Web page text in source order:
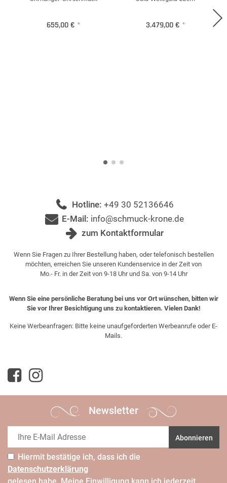
655,00 € * 3.479,00 € *
Hotline: +49 30 52136646
E-Mail: info@schmuck-krone.de
zum Kontaktformular
Wenn Sie Fragen zu Ihrer Bestellung haben, oder telefonisch bestellen
möchten, erreichen Sie unseren Kundenservice in der Zeit von
Mo.- Fr. in der Zeit von 9-18 Uhr und Sa. von 9-14 Uhr
Wenn Sie eine persönliche Beratung bei uns vor Ort wünschen, bitten wir
Sie vor Ihrer Besichtigung uns zu kontaktieren. Vielen Dank!
Keine Werbeanfragen: Bitte keine unaufgeforderten Werbeanrufe oder E-
Mails.
Newsletter
Abonnieren
Hiermit bestätige ich, dass ich die
Daten­schutz­erklärung
gelesen habe. Meine Einwilligung kann ich jederzeit